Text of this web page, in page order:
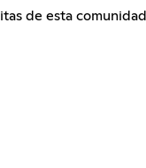
de esta